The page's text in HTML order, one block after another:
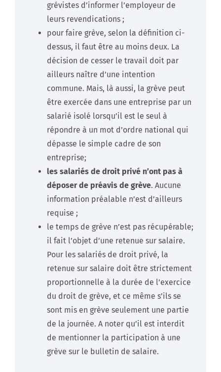
grévistes d’informer l’employeur de
leurs revendications ;
pour faire grève, selon la définition ci-
dessus, il faut être au moins deux. La
décision de cesser le travail doit par
ailleurs naître d’une intention
commune. Mais, là aussi, la grève peut
être exercée dans une entreprise par un
salarié isolé lorsqu’il est le seul à
répondre à un mot d’ordre national qui
dépasse le simple cadre de son
entreprise;
les salariés de droit privé n’ont pas à
déposer de préavis de grève. Aucune
information préalable n’est d’ailleurs
requise ;
le temps de grève n’est pas récupérable;
il fait l’objet d’une retenue sur salaire.
Pour les salariés de droit privé, la
retenue sur salaire doit être strictement
proportionnelle à la durée de l’exercice
du droit de grève, et ce même s’ils se
sont mis en grève seulement une partie
de la journée. A noter qu’il est interdit
de mentionner la participation à une
grève sur le bulletin de salaire.